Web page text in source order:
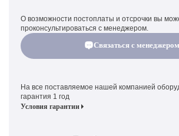
О возможности постоплаты и отсрочки вы
проконсультироваться с менеджером.
Связаться с менеджером
На все поставляемое нашей компанией
гарантия 1 год
Условия гарантии